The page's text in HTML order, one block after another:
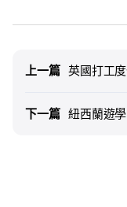
上一篇 上一篇
英國打工度假遊
下一篇 下一篇
紐西蘭遊學 -